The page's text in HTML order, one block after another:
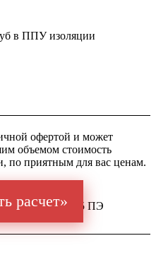
1-3 127x3 / 225 ПЭ
в ППУ изоляции
офертой и может
объемом стоимость
по приятным для вас ценам.
расчет»